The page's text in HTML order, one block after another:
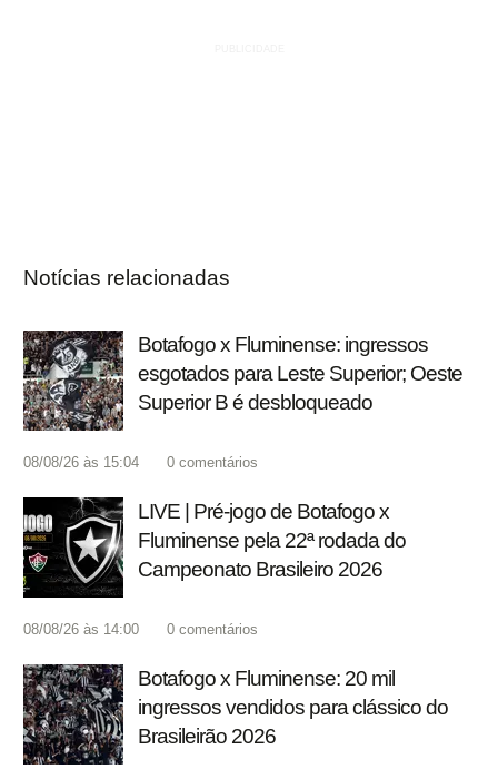
Notícias relacionadas
Botafogo x Fluminense: ingressos
esgotados para Leste Superior; Oeste
Superior B é desbloqueado
08/08/26 às 15:04 0 comentários
LIVE | Pré-jogo de Botafogo x
Fluminense pela 22ª rodada do
Campeonato Brasileiro 2026
08/08/26 às 14:00 0 comentários
Botafogo x Fluminense: 20 mil
ingressos vendidos para clássico do
Brasileirão 2026